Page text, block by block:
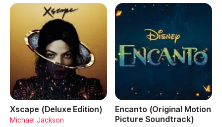
Xscape (Deluxe Edition)
Michael Jackson
Encanto (Original Motion
Picture Soundtrack)